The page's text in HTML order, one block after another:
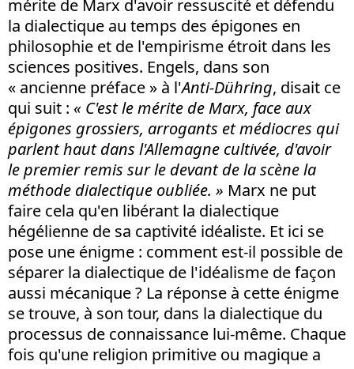
mérite de Marx d'avoir ressuscité et défendu
la dialectique au temps des épigones en
philosophie et de l'empirisme étroit dans les
sciences positives. Engels, dans son
« ancienne préface » à l'Anti-Dühring, disait ce
qui suit : « C'est le mérite de Marx, face aux
épigones grossiers, arrogants et médiocres qui
parlent haut dans l'Allemagne cultivée, d'avoir
le premier remis sur le devant de la scène la
méthode dialectique oubliée. » Marx ne put
faire cela qu'en libérant la dialectique
hégélienne de sa captivité idéaliste. Et ici se
pose une énigme : comment est-il possible de
séparer la dialectique de l'idéalisme de façon
aussi mécanique ? La réponse à cette énigme
se trouve, à son tour, dans la dialectique du
processus de connaissance lui-même. Chaque
fois qu'une religion primitive ou magique a